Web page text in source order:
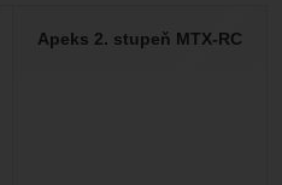
Apeks 2. stupeň MTX-RC